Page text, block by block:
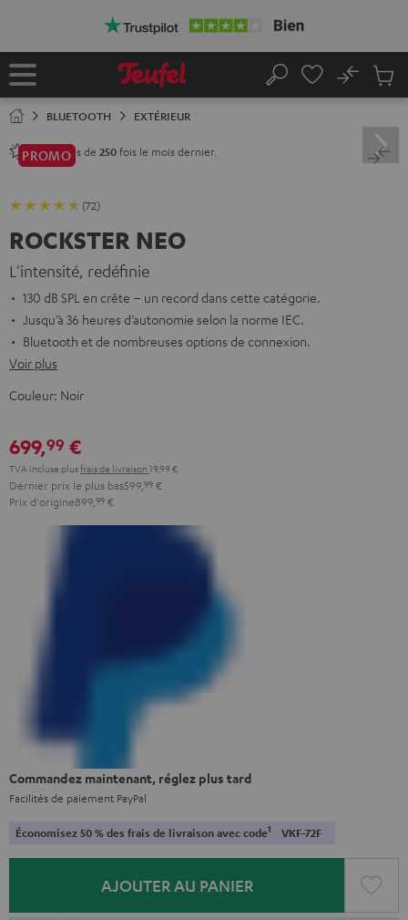
Page
Rechercher
No
panier
BLUETOOTH EXTÉRIEUR
Vendu plus de 250 fois le mois dernier.
PROMO
(72)
ROCKSTER NEO
L'intensité, redéfinie
130 dB SPL en crête – un record dans cette catégorie.
Jusqu’à 36 heures d’autonomie selon la norme IEC.
Bluetooth et de nombreuses options de connexion.
Voir plus
Couleur: Noir
699,99 €
TVA incluse plusfrais de livraison 19,99 €
Dernier prix le plus bas599, 99 €
Prix d'origine899, 99 €
Commandez maintenant, réglez plus tard
Facilités de paiement PayPal
Économisez 50 % des frais de livraison avec code1 VKF-72F
AJOUTER AU PANIER